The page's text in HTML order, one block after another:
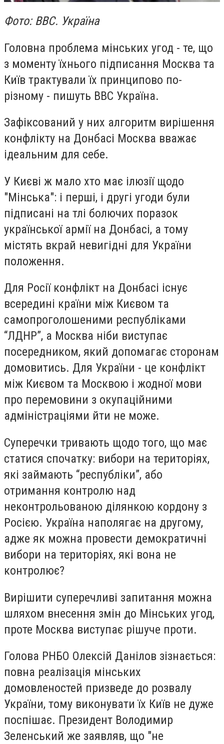
Фото: BBC. Україна
Головна проблема мінських угод - те, що
з моменту їхнього підписання Москва та
Київ трактували їх принципово по-
різному - пишуть BBC Україна.
Зафіксований у них алгоритм вирішення
конфлікту на Донбасі Москва вважає
ідеальним для себе.
У Києві ж мало хто має ілюзії щодо
"Мінська": і перші, і другі угоди були
підписані на тлі болючих поразок
української армії на Донбасі, а тому
містять вкрай невигідні для України
положення.
Для Росії конфлікт на Донбасі існує
всередині країни між Києвом та
самопроголошеними республіками
“ЛДНР”, а Москва ніби виступає
посередником, який допомагає сторонам
домовитись. Для України - це конфлікт
між Києвом та Москвою і жодної мови
про перемовини з окупаційними
адміністраціями йти не може.
Суперечки тривають щодо того, що має
статися спочатку: вибори на територіях,
які займають “республіки”, або
отримання контролю над
неконтрольованою ділянкою кордону з
Росією. Україна наполягає на другому,
адже як можна провести демократичні
вибори на територіях, які вона не
контролює?
Вирішити суперечливі запитання можна
шляхом внесення змін до Мінських угод,
проте Москва виступає рішуче проти.
Голова РНБО Олексій Данілов зізнається:
повна реалізація мінських
домовленостей призведе до розвалу
України, тому виконувати їх Київ не дуже
поспішає. Президент Володимир
Зеленський же заявляв, що "не